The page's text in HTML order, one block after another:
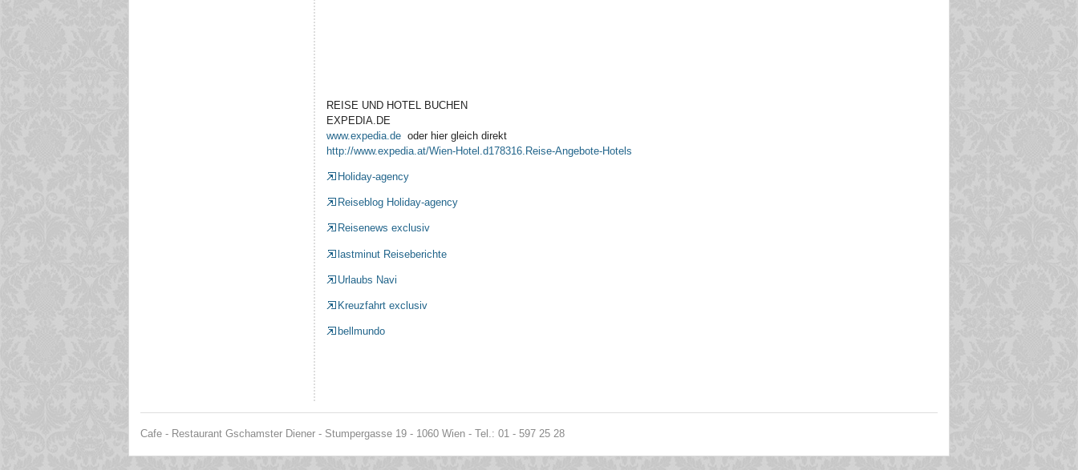
REISE UND HOTEL BUCHEN
EXPEDIA.DE
www.expedia.deoder hier gleich direkt
http://www.expedia.at/Wien-Hotel.d178316.Reise-Angebote-Hotels
Holiday-agency
Reiseblog Holiday-agency
Reisenews exclusiv
lastminut Reiseberichte
Urlaubs Navi
Kreuzfahrt exclusiv
bellmundo
Cafe - Restaurant Gschamster Diener - Stumpergasse 19 - 1060 Wien - Tel.: 01 - 597 25 28